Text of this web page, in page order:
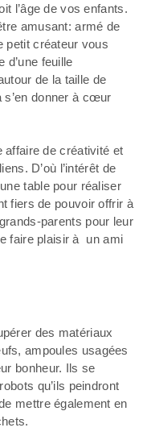
l’âge de vos enfants.
amusant: armé de
petit créateur vous
d’une feuille
de la taille de
s’en donner à cœur
affaire de créativité et
D’où l’intérêt de
table pour réaliser
fiers de pouvoir offrir à
parents pour leur
faire plaisir à un ami
des matériaux
ampoules usagées
bonheur. Ils se
qu’ils peindront
mettre également en